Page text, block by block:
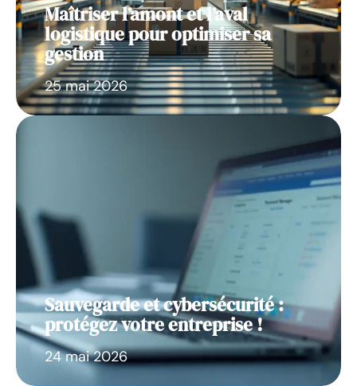
Maîtriser l’amont et l’aval
logistique pour optimiser sa
gestion
25 mai 2026
Sauvegarde et cybersécurité :
protégez votre entreprise !
24 mai 2026